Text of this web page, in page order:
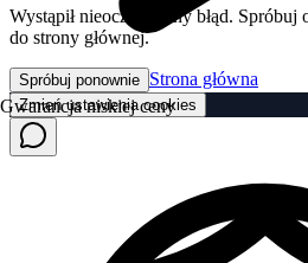
Gwarancja niskiej ceny
Wystąpił nieoczekiwany błąd.
do strony głównej.
Spróbuj ponownie Strona główna
Zmień ustawienia cookies